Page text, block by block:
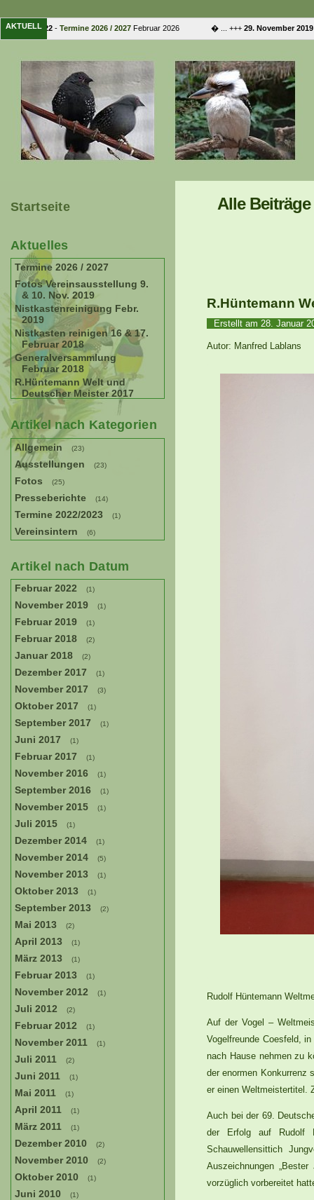
AKTUELL
2022 -Termine 2026 / 2027Februar 2026 � ... +++29. November 2019-
Startseite
Aktuelles
Termine 2026 / 2027
Fotos Vereinsausstellung 9.
& 10. Nov. 2019
Nistkastenreinigung Febr.
2019
Nistkasten reinigen 16 & 17.
Februar 2018
Generalversammlung
Februar 2018
R.Hüntemann Welt und
Deutscher Meister 2017
Artikel nach Kategorien
Allgemein (23)
Ausstellungen (23)
Fotos (25)
Presseberichte (14)
Termine 2022/2023 (1)
Vereinsintern (6)
Artikel nach Datum
Februar 2022 (1)
November 2019 (1)
Februar 2019 (1)
Februar 2018 (2)
Januar 2018 (2)
Dezember 2017 (1)
November 2017 (3)
Oktober 2017 (1)
September 2017 (1)
Juni 2017 (1)
Februar 2017 (1)
November 2016 (1)
September 2016 (1)
November 2015 (1)
Juli 2015 (1)
Dezember 2014 (1)
November 2014 (5)
November 2013 (1)
Oktober 2013 (1)
September 2013 (2)
Mai 2013 (2)
April 2013 (1)
März 2013 (1)
Februar 2013 (1)
November 2012 (1)
Juli 2012 (2)
Februar 2012 (1)
November 2011 (1)
Juli 2011 (2)
Juni 2011 (1)
Mai 2011 (1)
April 2011 (1)
März 2011 (1)
Dezember 2010 (2)
November 2010 (2)
Oktober 2010 (1)
Juni 2010 (1)
Alle
R.Hüntemann
Erstellt am 28. Januar
Autor: Manfred Lablans
Rudolf Hüntemann
Auf der Vogel –
Vogelfreunde Coesfeld,
nach Hause nehmen zu
der enormen Konkurrenz
er einen Weltmeistertitel.
Auch bei der 69.
der Erfolg auf Rudolf
Schauwellensittich
Auszeichnungen
vorzüglich vorbereitet